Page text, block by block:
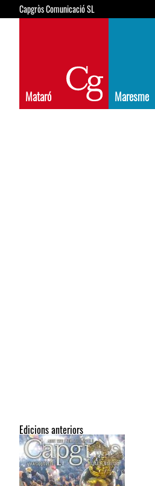
Capgròs Comunicació SL
Mataró Maresme
Edicions anteriors